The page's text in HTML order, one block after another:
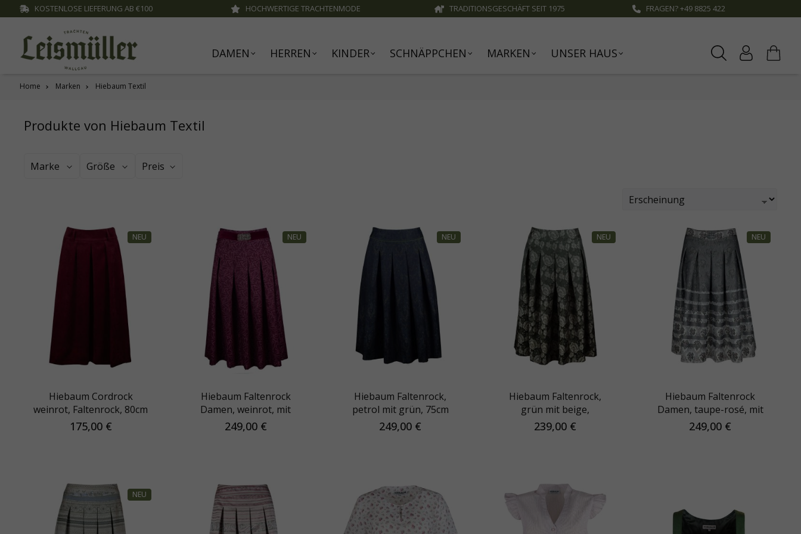
springen
KOSTENLOSE LIEFERUNG AB €100 HOCHWERTIGE TRACHTENMODE TRADITIONSGESCHÄFT SEIT 1975 FRAGEN? +49 8825 422
DAMEN HERREN KINDER SCHNÄPPCHEN MARKEN UNSER HAUS
Home Marken Hiebaum Textil
Produkte von Hiebaum Textil
Marke Größe Preis
NEU
Hiebaum Cordrock
weinrot, Faltenrock, 80cm
175,00 €
NEU
Hiebaum Faltenrock
Damen, weinrot, mit
Schnalle
249,00 €
NEU
Hiebaum Faltenrock,
petrol mit grün, 75cm
249,00 €
NEU
Hiebaum Faltenrock,
grün mit beige,
Rosenmuster, 75cm
239,00 €
NEU
Hiebaum Faltenrock
Damen, taupe-rosé, mit
Schnalle
249,00 €
NEU